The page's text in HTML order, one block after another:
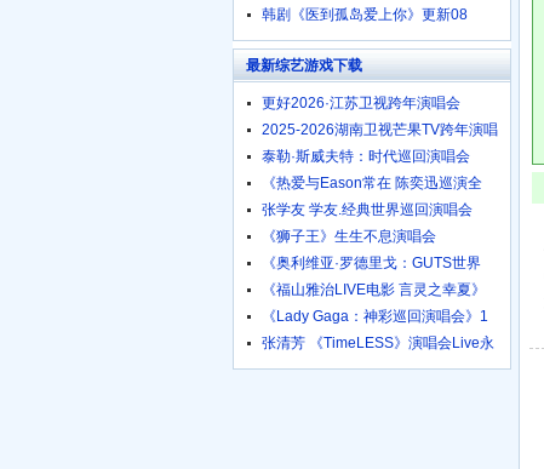
韩剧《医到孤岛爱上你》更新08
最新综艺游戏下载
更好2026·江苏卫视跨年演唱会
2025-2026湖南卫视芒果TV跨年演唱
泰勒·斯威夫特：时代巡回演唱会
《热爱与Eason常在 陈奕迅巡演全
张学友 学友.经典世界巡回演唱会
《狮子王》生生不息演唱会
《奥利维亚·罗德里戈：GUTS世界
《福山雅治LIVE电影 言灵之幸夏》
《Lady Gaga：神彩巡回演唱会》1
张清芳 《TimeLESS》演唱会Live永